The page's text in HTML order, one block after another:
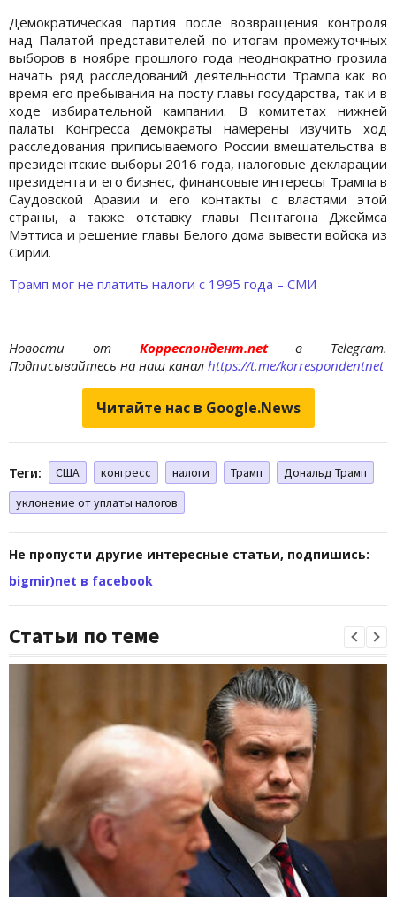
Демократическая партия после возвращения контроля
над Палатой представителей по итогам промежуточных
выборов в ноябре прошлого года неоднократно грозила
начать ряд расследований деятельности Трампа как во
время его пребывания на посту главы государства, так и в
ходе избирательной кампании. В комитетах нижней
палаты Конгресса демократы намерены изучить ход
расследования приписываемого России вмешательства в
президентские выборы 2016 года, налоговые декларации
президента и его бизнес, финансовые интересы Трампа в
Саудовской Аравии и его контакты с властями этой
страны, а также отставку главы Пентагона Джеймса
Мэттиса и решение главы Белого дома вывести войска из
Сирии.
Трамп мог не платить налоги с 1995 года – СМИ
Новости отКорреспондент.netв Telegram.
Подписывайтесь на наш канал https://t.me/korrespondentnet
Читайте нас в Google.News
Теги: США конгресс налоги Трамп
Дональд Трамп
уклонение от уплаты налогов
Не пропусти другие интересные статьи, подпишись:
bigmir)net в facebook
Статьи по теме